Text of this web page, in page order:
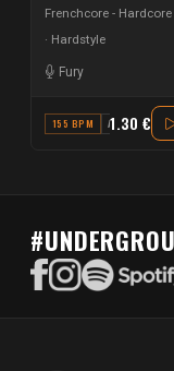
Frenchcore - Hardcore
Hardstyle
Fury
155 BPM A1.30 €